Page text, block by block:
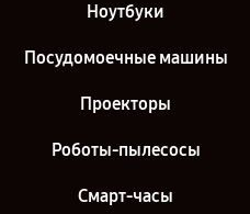
Ноутбуки
Посудомоечные машины
Проекторы
Роботы-пылесосы
Смарт-часы